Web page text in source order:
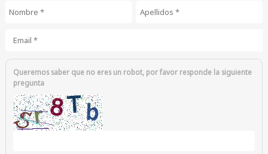
*
Queremos saber que no eres un robot, por favor responde la siguiente
pregunta